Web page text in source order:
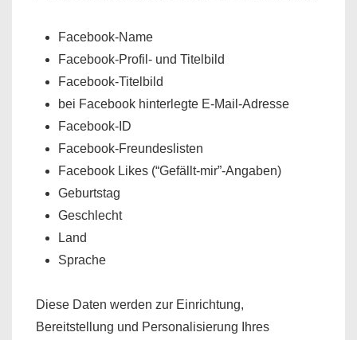
Facebook-Name
Facebook-Profil- und Titelbild
Facebook-Titelbild
bei Facebook hinterlegte E-Mail-Adresse
Facebook-ID
Facebook-Freundeslisten
Facebook Likes (“Gefällt-mir”-Angaben)
Geburtstag
Geschlecht
Land
Sprache
Diese Daten werden zur Einrichtung,
Bereitstellung und Personalisierung Ihres